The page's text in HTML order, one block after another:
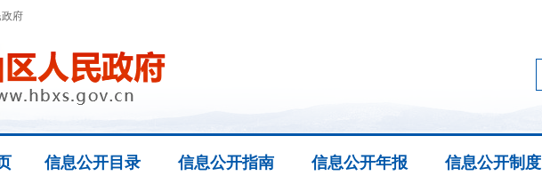
府
信息公开目录 信息公开指南 信息公开年报 信息公开制度